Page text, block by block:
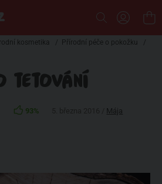
kosmetika / Přírodní péče o pokožku
/
TETOVÁNÍ
93%
Mája